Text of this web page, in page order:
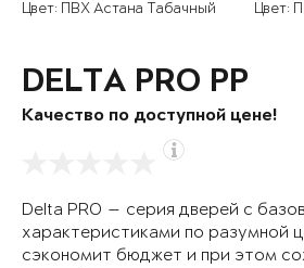
Цвет: ПВХ Астана Табачный Цвет:
DELTA PRO PP
Качество по доступной цене!
Delta PRO — серия дверей с
характеристиками по разумной
сэкономит бюджет и при этом